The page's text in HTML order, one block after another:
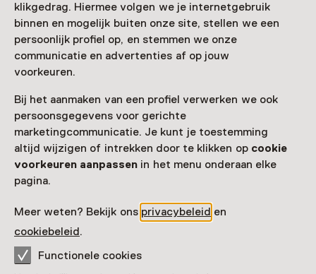
klikgedrag. Hiermee volgen we je internetgebruik
binnen en mogelijk buiten onze site, stellen we een
persoonlijk profiel op, en stemmen we onze
communicatie en advertenties af op jouw
voorkeuren.
Bij het aanmaken van een profiel verwerken we ook
persoonsgegevens voor gerichte
marketingcommunicatie. Je kunt je toestemming
altijd wijzigen of intrekken door te klikken op cookie
voorkeuren aanpassen in het menu onderaan elke
pagina.
Meer weten? Bekijk ons privacybeleid en
cookiebeleid.
Functionele cookies
Zien & doen in
Nederlands
Openluchtmuseum
Vaste collectie